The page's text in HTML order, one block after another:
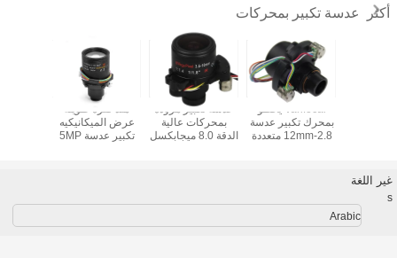
أكثر عدسة تكبير بمحركات
منذ فترة طويلة
عرض الميكانيكيه
تكبير عدسة 5MP
عدسة تكبير مزودة
بمحركات عالية
الدقة 8.0 ميجابكسل
Varifocal يخطو
بمحرك تكبير عدسة
2.8-12mm متعددة
غير اللغة
s
Arabic